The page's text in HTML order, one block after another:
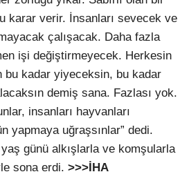
karar verir. İnsanları sevecek ve
çalışacak. Daha fazla
işi değiştirmeyecek. Herkesin
bu kadar yiyeceksin, bu kadar
demiş sana. Fazlası yok.
insanları hayvanları
yapmaya uğraşsınlar” dedi.
günü alkışlarla ve komşularla
sona erdi. >>>İHA